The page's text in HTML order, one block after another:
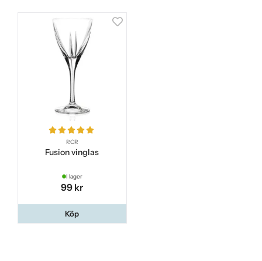
RCR
Fusion vinglas
I lager
99 kr
Köp